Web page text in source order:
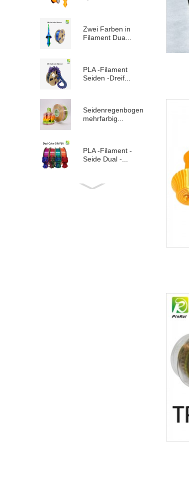
Zwei Farben in
Filament Dua...
PLA -Filament
Seiden -Dreif...
Seidenregenbogen
mehrfarbig...
PLA -Filament -
Seide Dual -...
ABS Glasfaser 3D -